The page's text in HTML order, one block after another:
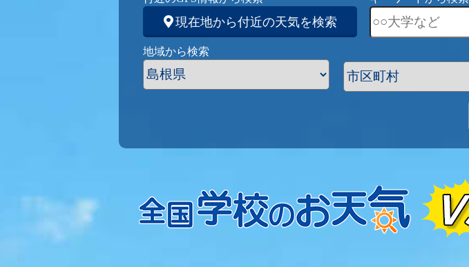
現在地から付近の天気を検索
地域から検索